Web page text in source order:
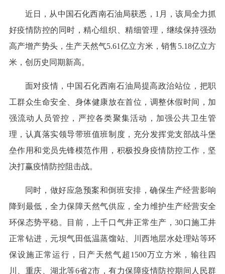
近日，从中国石化西南石油局获悉，1月，该局全力抓
好疫情防控的同时，精心组织、精细管理，继续保持强劲
高产增产势头，生产天然气5.61亿立方米，销售5.18亿立方
米，创历史同期新高。
面对疫情，中国石化西南石油局提高政治站位，把职
工群众生命安全、身体健康放在首位，调整休假时间，加
强流动人员管控，严控各类聚集活动，加强公共卫生管
理，认真落实领导带班值班制度，充分发挥党支部战斗堡
垒作用和党员先锋模范作用，积极投身疫情防控工作，坚
决打赢疫情防控阻击战。
同时，做好应急预案和倒班安排，确保生产经营影响
降到最低，全力保障天然气供应，全力维护生产经营安全
环保态势平稳。目前，上千口气井正常生产，30口施工井
正常钻进，元坝气田低温蒸馏站、川西地层水处理站等环
保设施正常运行，日产天然气超1500万立方米，输往四
川、重庆、湖北等6省2市，有力保障疫情防控期间人民群